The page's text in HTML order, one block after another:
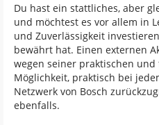
Du hast ein stattliches, aber
und möchtest es vor allem in
und Zuverlässigkeit
bewährt hat. Einen externen
wegen seiner praktischen
Möglichkeit, praktisch bei
Netzwerk von Bosch
ebenfalls.